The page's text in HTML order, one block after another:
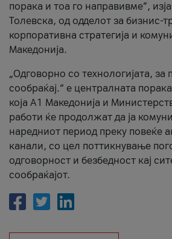
порака и тоа го направивме”,
Толевска, од одделот за бизнис-
корпоративна стратегија и
Македонија.
„Одговорно со технологијата, за
сообраќај.“ е централната
која A1 Македонија и
работи ќе продолжат да ја
наредниот период преку повеќе
канали, со цел поттикнување
одговорност и безбедност кај
сообраќајот.